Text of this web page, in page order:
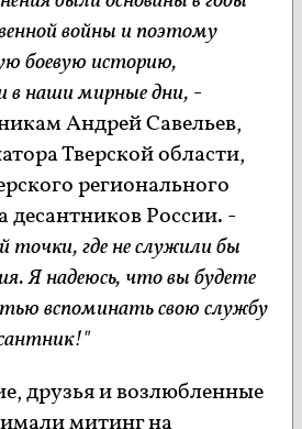
войны и поэтому
боевую историю,
в наши мирные дни, -
Андрей Савельев,
Тверской области,
регионального
десантников России. -
точки, где не служили бы
Я надеюсь, что вы будете
вспоминать свою службу
друзья и возлюбленные